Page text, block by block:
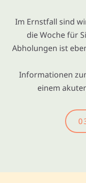
Im Ernstfall sind
die Woche für
Abholungen ist
Informationen
einem